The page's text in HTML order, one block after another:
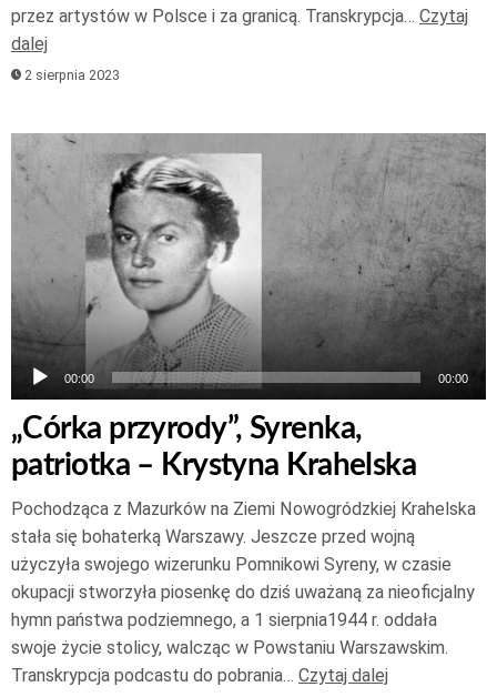
przez artystów w Polsce i za granicą. Transkrypcja… Czytaj
dalej
2 sierpnia 2023
Odtwarzacz
plików
dźwiękowych
00:00 00:00
„Córka przyrody”, Syrenka,
patriotka – Krystyna Krahelska
Pochodząca z Mazurków na Ziemi Nowogródzkiej Krahelska
stała się bohaterką Warszawy. Jeszcze przed wojną
użyczyła swojego wizerunku Pomnikowi Syreny, w czasie
okupacji stworzyła piosenkę do dziś uważaną za nieoficjalny
hymn państwa podziemnego, a 1 sierpnia1944 r. oddała
swoje życie stolicy, walcząc w Powstaniu Warszawskim.
Transkrypcja podcastu do pobrania… Czytaj dalej